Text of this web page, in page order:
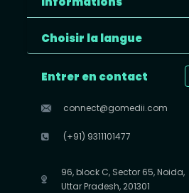
Choisir la langue
Entrer en contact
connect@gomedii.com
(+91) 9311101477
96, block C, Sector 65, Noida,
Uttar Pradesh, 201301